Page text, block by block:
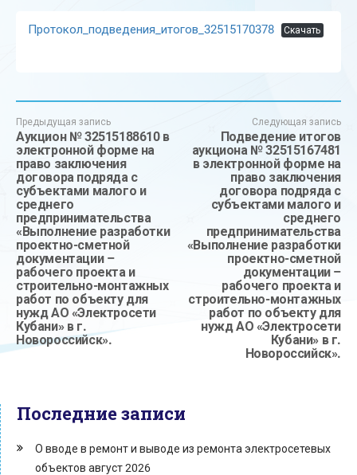
Протокол_подведения_итогов_32515170378 Скачать
Предыдущая запись
Аукцион № 32515188610 в
электронной форме на
право заключения
договора подряда с
субъектами малого и
среднего
предпринимательства
«Выполнение разработки
проектно-сметной
документации –
рабочего проекта и
строительно-монтажных
работ по объекту для
нужд АО «Электросети
Кубани» в г.
Новороссийск».
Следующая запись
Подведение итогов
аукциона № 32515167481
в электронной форме на
право заключения
договора подряда с
субъектами малого и
среднего
предпринимательства
«Выполнение разработки
проектно-сметной
документации –
рабочего проекта и
строительно-монтажных
работ по объекту для
нужд АО «Электросети
Кубани» в г.
Новороссийск».
Последние записи
О вводе в ремонт и выводе из ремонта электросетевых
объектов август 2026